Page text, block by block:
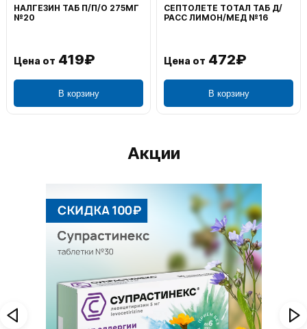
НАЛГЕЗИН ТАБ П/П/О 275МГ
№20
Цена от 419₽
В корзину
СЕПТОЛЕТЕ ТОТАЛ ТАБ Д/
РАСС ЛИМОН/МЕД №16
Цена от 472₽
В корзину
Акции